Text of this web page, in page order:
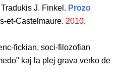
J. Finkel. Prozo
et-Castelmaure. 2010.
fickian, soci-filozofian
kaj la plej grava verko de